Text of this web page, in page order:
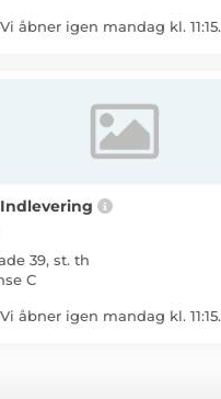
åbner igen mandag kl. 11:15.
39, st. th
C
åbner igen mandag kl. 11:15.